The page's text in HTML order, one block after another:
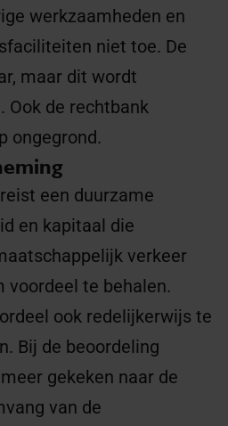
werkzaamheden en
niet toe. De
maar dit wordt
Ook de rechtbank
ongegrond.
een duurzame
en kapitaal die
verkeer
voordeel te behalen.
ook redelijkerwijs te
Bij de beoordeling
gekeken naar de
van de